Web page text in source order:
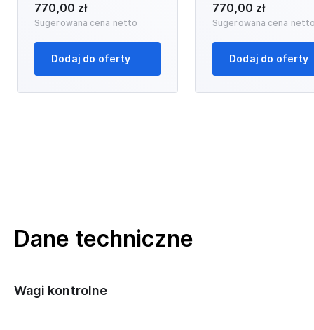
770,00 zł
Sugerowana cena netto
Dodaj do oferty
770,00 zł
Sugerowana cena
Dodaj do oferty
Dane techniczne
Wagi kontrolne